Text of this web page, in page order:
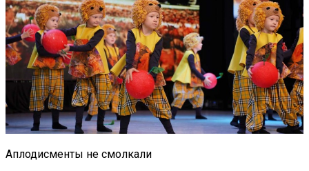
Аплодисменты не смолкали